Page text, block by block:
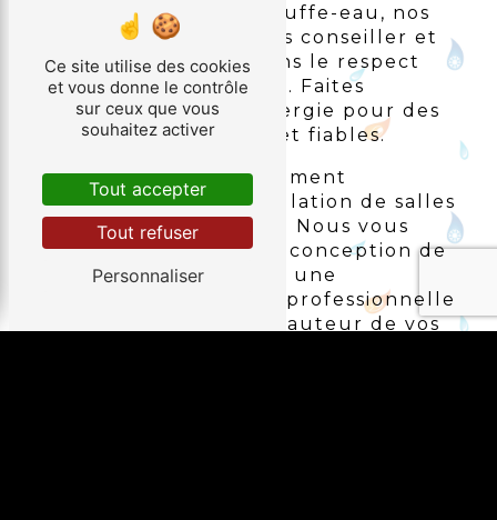
robinetterie ou de chauffe-eau, nos
plombiers sauront vous conseiller et
réaliser les travaux dans le respect
des normes en vigueur. Faites
confiance à Avezac Energie pour des
installations durables et fiables.
Notre équipe est également
spécialisée dans l'installation de salles
de bains et de cuisines. Nous vous
accompagnons dans la conception de
vos projets et assurons une
installation soignée et professionnelle
pour un résultat à la hauteur de vos
Ce site utilise des cookies
et vous donne le contrôle
sur ceux que vous
souhaitez activer
Tout accepter
Tout refuser
Personnaliser